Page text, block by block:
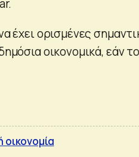
έχει ορισμένες
οικονομικά, εάν το
οικονομία